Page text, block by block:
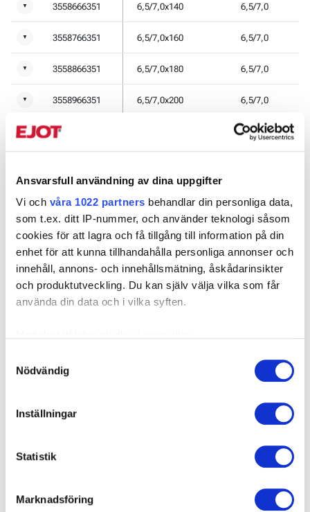
Ansvarsfull användning av dina uppgifter
Vi och våra 1022 partners behandlar din personliga data,
som t.ex. ditt IP-nummer, och använder teknologi såsom
cookies för att lagra och få tillgång till information på din
enhet för att kunna tillhandahålla personliga annonser och
innehåll, annons- och innehållsmätning, åskådarinsikter
och produktutveckling. Du kan själv välja vilka som får
använda din data och i vilka syften.
kan ha en noggrannhet på upp till flera meter
Ta reda på mer om hur dina personliga uppgifter
Du kan ändra eller dra tillbaka ditt samtycke när som
Vi vill att vår webbplats skall fungera bra för dig. För att
Nödvändig
Inställningar
Statistik
Marknadsföring
▼ 3558666351 6,5/7,0x140 6,5/7,0
▼ 3558766351 6,5/7,0x160 6,5/7,0
▼ 3558866351 6,5/7,0x180 6,5/7,0
▼ 3558966351 6,5/7,0x200 6,5/7,0
▼ 3559366351 6,5/7,0
▼ 3559266351 6,5/7,0x300 6,5/7,0
Kontakta oss